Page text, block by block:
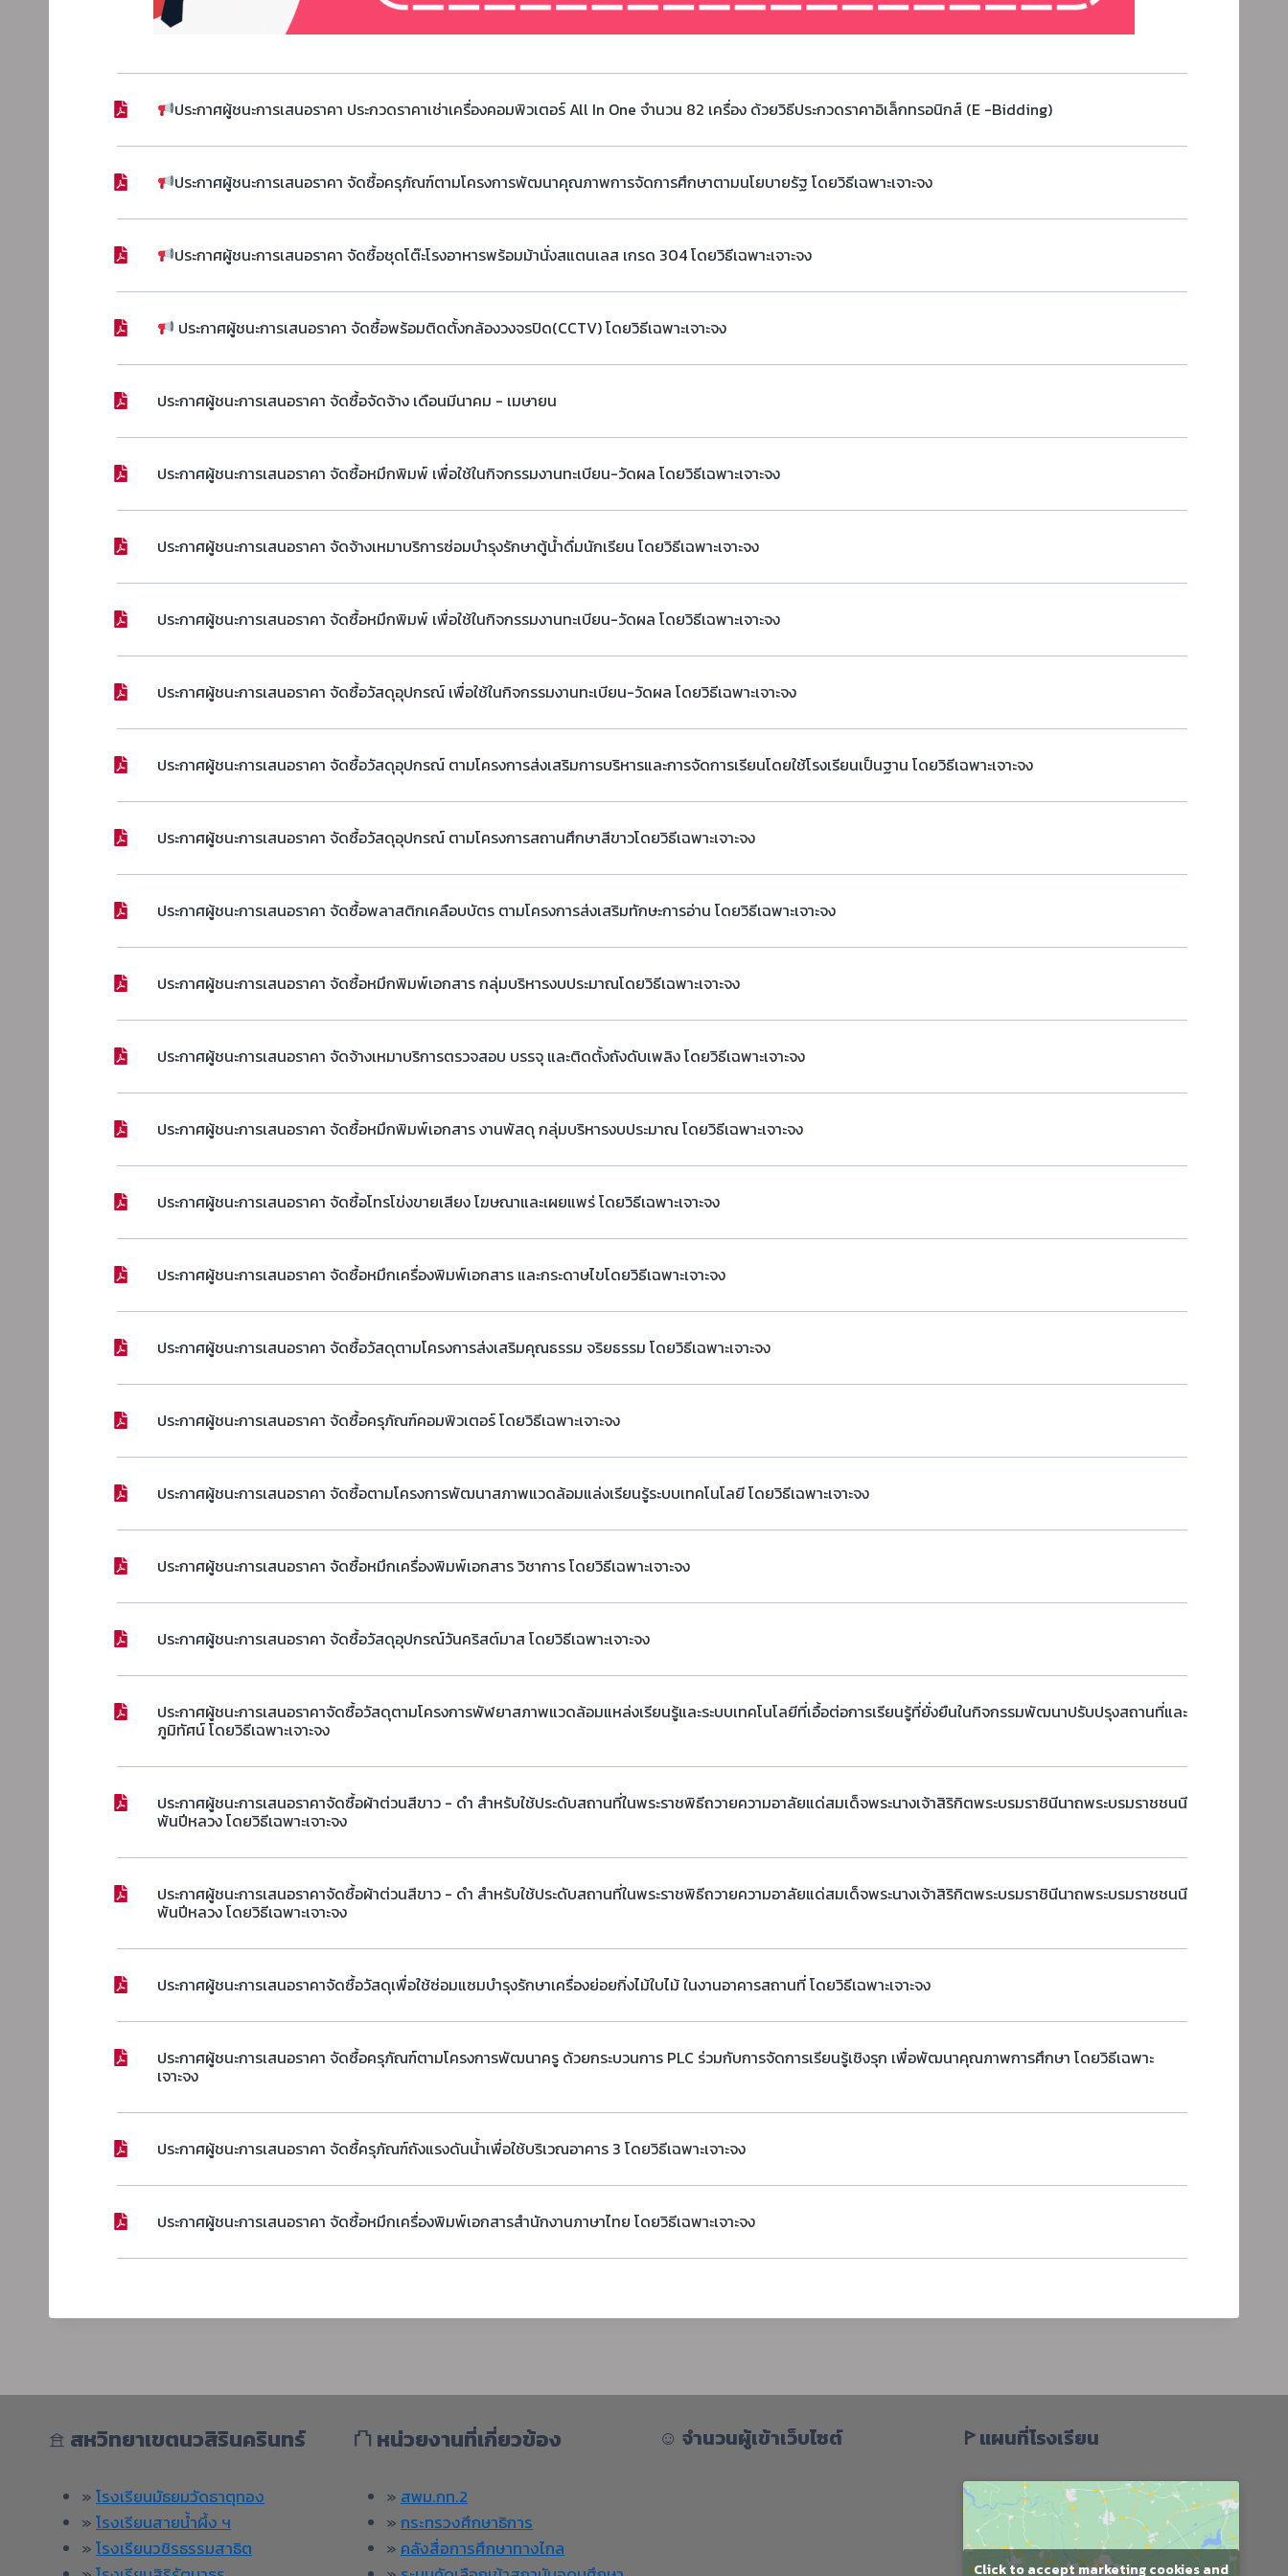
ประกาศผู้ชนะการเสนอราคา ประกวดราคาเช่าเครื่องคอมพิวเตอร์ All In One จำนวน 82 เครื่อง ด้วยวิธีประกวดราคาอิเล็กทรอนิกส์ (e -bidding)
ประกาศผู้ชนะการเสนอราคา จัดซื้อครุภัณฑ์ตามโครงการพัฒนาคุณภาพการจัดการศึกษาตามนโยบายรัฐ โดยวิธีเฉพาะเจาะจง
ประกาศผู้ชนะการเสนอราคา จัดซื้อชุดโต๊ะโรงอาหารพร้อมม้านั่งสแตนเลส เกรด 304 โดยวิธีเฉพาะเจาะจง
ประกาศผู้ชนะการเสนอราคา จัดซื้อพร้อมติดตั้งกล้องวงจรปิด(CCTV) โดยวิธีเฉพาะเจาะจง
ประกาศผู้ชนะการเสนอราคา จัดซื้อจัดจ้าง เดือนมีนาคม - เมษายน
ประกาศผู้ชนะการเสนอราคา จัดซื้อหมึกพิมพ์ เพื่อใช้ในกิจกรรมงานทะเบียน-วัดผล โดยวิธีเฉพาะเจาะจง
ประกาศผู้ชนะการเสนอราคา จัดจ้างเหมาบริการซ่อมบำรุงรักษาตู้น้ำดื่มนักเรียน โดยวิธีเฉพาะเจาะจง
ประกาศผู้ชนะการเสนอราคา จัดซื้อหมึกพิมพ์ เพื่อใช้ในกิจกรรมงานทะเบียน-วัดผล โดยวิธีเฉพาะเจาะจง
ประกาศผู้ชนะการเสนอราคา จัดซื้อวัสดุอุปกรณ์ เพื่อใช้ในกิจกรรมงานทะเบียน-วัดผล โดยวิธีเฉพาะเจาะจง
ประกาศผู้ชนะการเสนอราคา จัดซื้อวัสดุอุปกรณ์ ตามโครงการส่งเสริมการบริหารและการจัดการเรียนโดยใช้โรงเรียนเป็นฐาน โดยวิธีเฉพาะเจาะจง
ประกาศผู้ชนะการเสนอราคา จัดซื้อวัสดุอุปกรณ์ ตามโครงการสถานศึกษาสีขาวโดยวิธีเฉพาะเจาะจง
ประกาศผู้ชนะการเสนอราคา จัดซื้อพลาสติกเคลือบบัตร ตามโครงการส่งเสริมทักษะการอ่าน โดยวิธีเฉพาะเจาะจง
ประกาศผู้ชนะการเสนอราคา จัดซื้อหมึกพิมพ์เอกสาร กลุ่มบริหารงบประมาณโดยวิธีเฉพาะเจาะจง
ประกาศผู้ชนะการเสนอราคา จัดจ้างเหมาบริการตรวจสอบ บรรจุ และติดตั้งถังดับเพลิง โดยวิธีเฉพาะเจาะจง
ประกาศผู้ชนะการเสนอราคา จัดซื้อหมึกพิมพ์เอกสาร งานพัสดุ กลุ่มบริหารงบประมาณ โดยวิธีเฉพาะเจาะจง
ประกาศผู้ชนะการเสนอราคา จัดซื้อโทรโข่งขายเสียง โฆษณาและเผยแพร่ โดยวิธีเฉพาะเจาะจง
ประกาศผู้ชนะการเสนอราคา จัดซื้อหมึกเครื่องพิมพ์เอกสาร และกระดาษไขโดยวิธีเฉพาะเจาะจง
ประกาศผู้ชนะการเสนอราคา จัดซื้อวัสดุตามโครงการส่งเสริมคุณธรรม จริยธรรม โดยวิธีเฉพาะเจาะจง
ประกาศผู้ชนะการเสนอราคา จัดซื้อครุภัณฑ์คอมพิวเตอร์ โดยวิธีเฉพาะเจาะจง
ประกาศผู้ชนะการเสนอราคา จัดซื้อตามโครงการพัฒนาสภาพแวดล้อมแล่งเรียนรู้ระบบเทคโนโลยี โดยวิธีเฉพาะเจาะจง
ประกาศผู้ชนะการเสนอราคา จัดซื้อหมึกเครื่องพิมพ์เอกสาร วิชาการ โดยวิธีเฉพาะเจาะจง
ประกาศผู้ชนะการเสนอราคา จัดซื้อวัสดุอุปกรณ์วันคริสต์มาส โดยวิธีเฉพาะเจาะจง
ประกาศผู้ชนะการเสนอราคาจัดซื้อวัสดุตามโครงการพัฬยาสภาพแวดล้อมแหล่งเรียนรู้และระบบเทคโนโลยีที่เอื้อต่อการเรียนรู้ที่ยั่งยืนในกิจกรรมพัฒนาปรับปรุงสถานที่และ
ภูมิทัศน์ โดยวิธีเฉพาะเจาะจง
ประกาศผู้ชนะการเสนอราคาจัดซื้อผ้าต่วนสีขาว - ดำ สำหรับใช้ประดับสถานที่ในพระราชพิธีถวายความอาลัยแด่สมเด็จพระนางเจ้าสิริกิตพระบรมราชินีนาถพระบรมราชชนนี
พันปีหลวง โดยวิธีเฉพาะเจาะจง
ประกาศผู้ชนะการเสนอราคาจัดซื้อผ้าต่วนสีขาว - ดำ สำหรับใช้ประดับสถานที่ในพระราชพิธีถวายความอาลัยแด่สมเด็จพระนางเจ้าสิริกิตพระบรมราชินีนาถพระบรมราชชนนี
พันปีหลวง โดยวิธีเฉพาะเจาะจง
ประกาศผู้ชนะการเสนอราคาจัดซื้อวัสดุเพื่อใช้ซ่อมแซมบำรุงรักษาเครื่องย่อยกิ่งไม้ใบไม้ ในงานอาคารสถานที่ โดยวิธีเฉพาะเจาะจง
ประกาศผู้ชนะการเสนอราคา จัดซื้อครุภัณฑ์ตามโครงการพัฒนาครู ด้วยกระบวนการ PLC ร่วมกับการจัดการเรียนรู้เชิงรุก เพื่อพัฒนาคุณภาพการศึกษา โดยวิธีเฉพาะ
เจาะจง
ประกาศผู้ชนะการเสนอราคา จัดซื้ครุภัณฑ์ถังแรงดันน้ำเพื่อใช้บริเวณอาคาร 3 โดยวิธีเฉพาะเจาะจง
ประกาศผู้ชนะการเสนอราคา จัดซื้อหมึกเครื่องพิมพ์เอกสารสำนักงานภาษาไทย โดยวิธีเฉพาะเจาะจง
𖠿 สหวิทยาเขตนวสิรินครินทร์
»โรงเรียนมัธยมวัดธาตุทอง
»โรงเรียนสายน้ำผึ้ง ฯ
»โรงเรียนวชิรธรรมสาธิต
⛫ หน่วยงานที่เกี่ยวข้อง
» สพม.กท.2
»กระทรวงศึกษาธิการ
» คลังสื่อการศึกษาทางไกล
☺︎ จำนวนผู้เข้าเว็บไซต์ ꚰ แผนที่โรงเรียน
Click to accept marketing cookies and